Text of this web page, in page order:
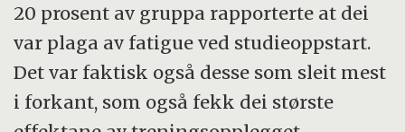
20 prosent av gruppa rapporterte at dei
var plaga av fatigue ved studieoppstart.
Det var faktisk også desse som sleit mest
i forkant, som også fekk dei største